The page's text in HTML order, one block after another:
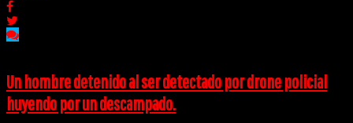
Un hombre detenido al ser detectado por drone policial
huyendo por un descampado.